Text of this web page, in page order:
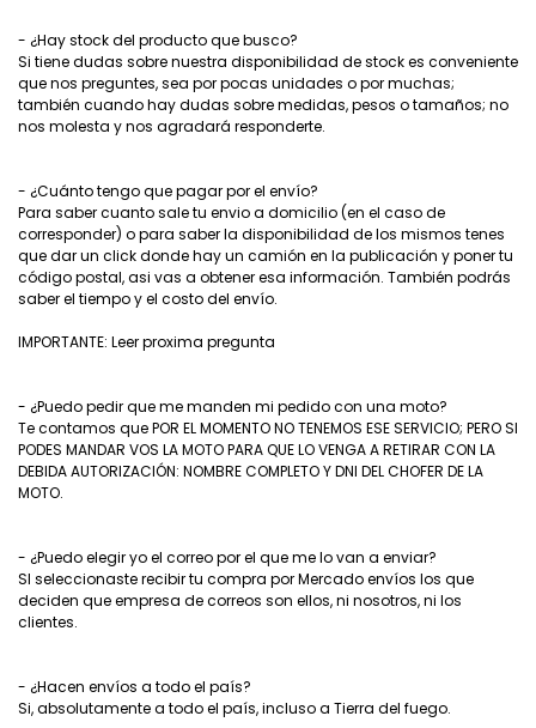
- ¿Hay stock del producto que busco?
Si tiene dudas sobre nuestra disponibilidad de stock es conveniente
que nos preguntes, sea por pocas unidades o por muchas;
también cuando hay dudas sobre medidas, pesos o tamaños; no
nos molesta y nos agradará responderte.
- ¿Cuánto tengo que pagar por el envío?
Para saber cuanto sale tu envio a domicilio (en el caso de
corresponder) o para saber la disponibilidad de los mismos tenes
que dar un click donde hay un camión en la publicación y poner tu
código postal, asi vas a obtener esa información. También podrás
saber el tiempo y el costo del envío.
IMPORTANTE: Leer proxima pregunta
- ¿Puedo pedir que me manden mi pedido con una moto?
Te contamos que POR EL MOMENTO NO TENEMOS ESE SERVICIO; PERO SI
PODES MANDAR VOS LA MOTO PARA QUE LO VENGA A RETIRAR CON LA
DEBIDA AUTORIZACIÓN: NOMBRE COMPLETO Y DNI DEL CHOFER DE LA
MOTO.
- ¿Puedo elegir yo el correo por el que me lo van a enviar?
SI seleccionaste recibir tu compra por Mercado envíos los que
deciden que empresa de correos son ellos, ni nosotros, ni los
clientes.
- ¿Hacen envíos a todo el país?
Si, absolutamente a todo el país, incluso a Tierra del fuego.